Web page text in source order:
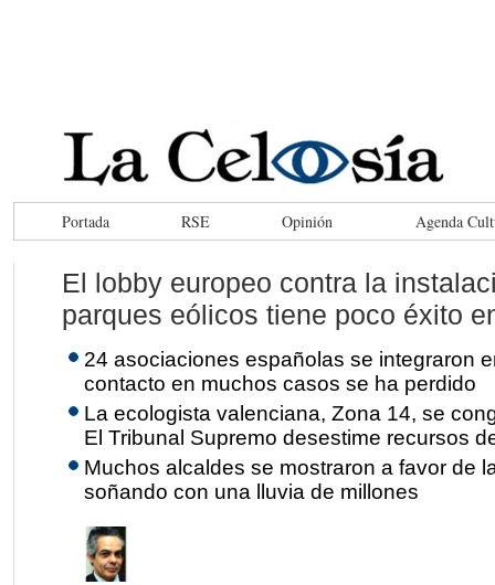
Portada RSE Opinión Agenda
El lobby europeo contra la
parques eólicos tiene poco éxito
24 asociaciones españolas se integraron
contacto en muchos casos se ha perdido
La ecologista valenciana, Zona 14, se
El Tribunal Supremo desestime recursos
Muchos alcaldes se mostraron a favor de
soñando con una lluvia de millones